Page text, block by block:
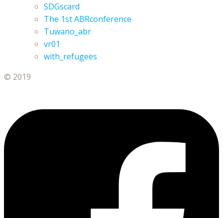
SDGscard
The 1st ABRconference
Tuwano_abr
vr01
with_refugees
© 2019